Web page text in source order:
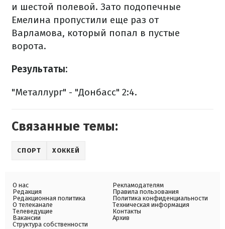
и шестой полевой. Зато подопечные
Емелина пропустили еще раз от
Варламова, который попал в пустые
ворота.
Результаты:
"Металлург" - "Донбасс" 2:4.
Связанные темы:
СПОРТ ХОККЕЙ
О нас
Редакция
Редакционная политика
О телеканале
Телеведущие
Вакансии
Структура собственности
Рекламодателям
Правила пользования
Политика конфиденциальности
Техническая информация
Контакты
Архив